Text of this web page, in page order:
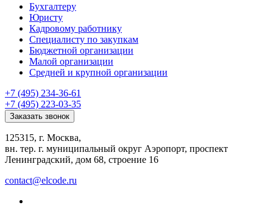
Бухгалтеру
Юристу
Кадровому работнику
Специалисту по закупкам
Бюджетной организации
Малой организации
Средней и крупной организации
+7 (495) 234-36-61
+7 (495) 223-03-35
Заказать звонок
125315, г. Москва,
вн. тер. г. муниципальный округ Аэропорт, проспект
Ленинградский, дом 68, строение 16
contact@elcode.ru